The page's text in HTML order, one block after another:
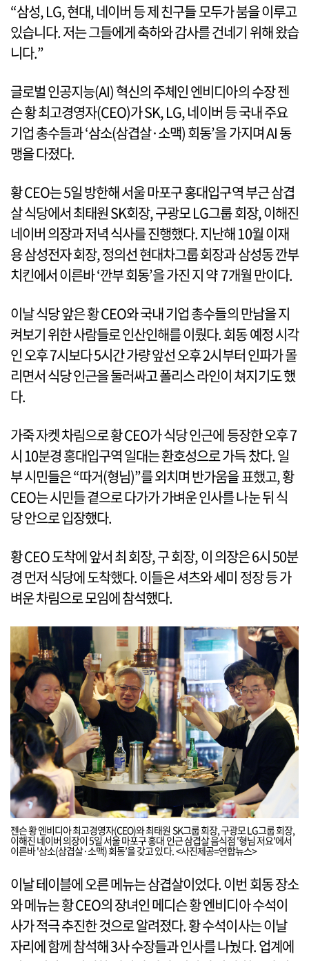
“삼성, LG, 현대, 네이버 등 제 친구들 모두가 붐을 이루고
있습니다. 저는 그들에게 축하와 감사를 건네기 위해 왔습
니다.”
글로벌 인공지능(AI) 혁신의 주체인 엔비디아의 수장 젠
슨 황 최고경영자(CEO)가 SK, LG, 네이버 등 국내 주요
기업 총수들과 ‘삼소(삼겹살·소맥) 회동’을 가지며 AI 동
맹을 다졌다.
황 CEO는 5일 방한해 서울 마포구 홍대입구역 부근 삼겹
살 식당에서 최태원 SK회장, 구광모 LG그룹 회장, 이해진
네이버 의장과 저녁 식사를 진행했다. 지난해 10월 이재
용 삼성전자 회장, 정의선 현대차그룹 회장과 삼성동 깐부
치킨에서 이른바 ‘깐부 회동’을 가진 지 약 7개월 만이다.
이날 식당 앞은 황 CEO와 국내 기업 총수들의 만남을 지
켜보기 위한 사람들로 인산인해를 이뤘다. 회동 예정 시각
인 오후 7시보다 5시간 가량 앞선 오후 2시부터 인파가 몰
리면서 식당 인근을 둘러싸고 폴리스 라인이 쳐지기도 했
다.
가죽 자켓 차림으로 황 CEO가 식당 인근에 등장한 오후 7
시 10분경 홍대입구역 일대는 환호성으로 가득 찼다. 일
부 시민들은 “따거(형님)”를 외치며 반가움을 표했고, 황
CEO는 시민들 곁으로 다가가 가벼운 인사를 나눈 뒤 식
당 안으로 입장했다.
황 CEO 도착에 앞서 최 회장, 구 회장, 이 의장은 6시 50분
경 먼저 식당에 도착했다. 이들은 셔츠와 세미 정장 등 가
벼운 차림으로 모임에 참석했다.
젠슨 황 엔비디아 최고경영자(CEO)와 최태원 SK그룹 회장, 구광모 LG그룹 회장,
이해진 네이버 의장이 5일 서울 마포구 홍대 인근 삼겹살 음식점 '형님 저요'에서
이른바 '삼소(삼겹살·소맥) 회동’을 갖고 있다. <사진제공=연합뉴스>
이날 테이블에 오른 메뉴는 삼겹살이었다. 이번 회동 장소
와 메뉴는 황 CEO의 장녀인 메디슨 황 엔비디아 수석이
사가 적극 추진한 것으로 알려졌다. 황 수석이사는 이날
자리에 함께 참석해 3사 수장들과 인사를 나눴다. 업계에